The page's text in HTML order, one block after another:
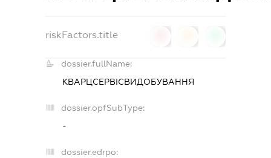
riskFactors.title
dossier.fullName:
КВАРЦСЕРВІСВИДОБУВАННЯ
dossier.opfSubType:
-
dossier.edrpo: